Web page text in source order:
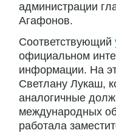
администрации
Агафонов.
Соответствующий
официальном
информации. На
Светлану Лукаш,
аналогичные
международных
работала